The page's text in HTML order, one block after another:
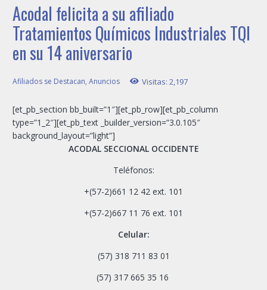
Acodal felicita a su afiliado
Tratamientos Químicos Industriales TQI
en su 14 aniversario
Afiliados se Destacan, Anuncios Visitas: 2,197
[et_pb_section bb_built=”1″][et_pb_row][et_pb_column
type=”1_2″][et_pb_text _builder_version=”3.0.105″
background_layout=”light”]
ACODAL SECCIONAL OCCIDENTE
Teléfonos:
+(57-2)661 12 42 ext. 101
+(57-2)667 11 76 ext. 101
Celular:
(57) 318 711 83 01
(57) 317 665 35 16